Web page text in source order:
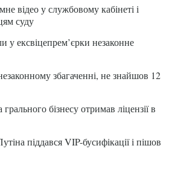
відео у службовому кабінеті і
суду
ексвіцепрем’єрки незаконне
збагаченні, не знайшов 12
бізнесу отримав ліцензії в
піддався VIP-бусифікації і пішов